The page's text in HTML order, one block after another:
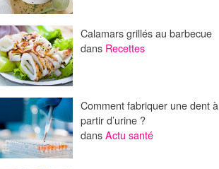
Calamars grillés au barbecue
dans Recettes
Comment fabriquer une dent à
partir d’urine ?
dansActu santé